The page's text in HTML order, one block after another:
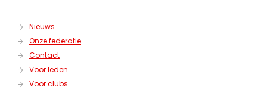
Nieuws
Onze federatie
Contact
Voor leden
Voor clubs